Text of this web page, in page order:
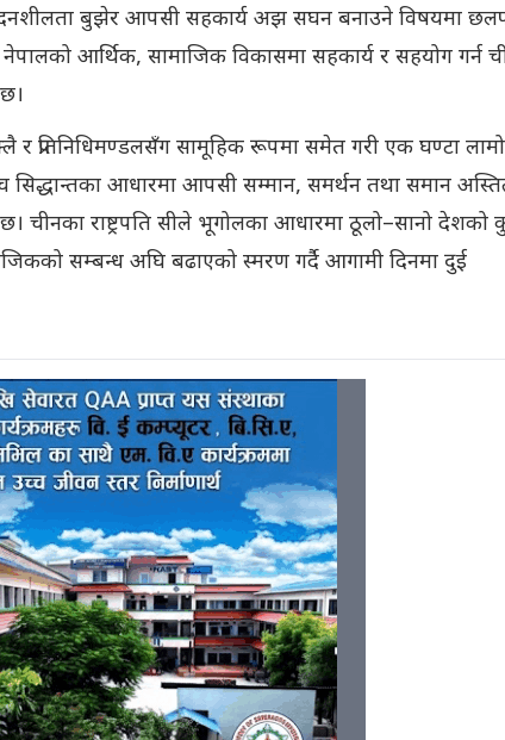
बुझेर आपसी सहकार्य अझ सघन बनाउने विषयमा
आर्थिक, सामाजिक विकासमा सहकार्य र सहयोग गर्न
र प्रतिनिधिमण्डलसँग सामूहिक रूपमा समेत गरी एक घण्टा लामो
आधारमा आपसी सम्मान, समर्थन तथा समान
राष्ट्रपति सीले भूगोलका आधारमा ठूलो–सानो देशको
सम्बन्ध अघि बढाएको स्मरण गर्दै आगामी दिनमा दुई